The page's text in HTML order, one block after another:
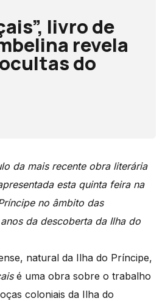
livro de
revela
do
da mais recente obra literária
esta quinta feira na
no âmbito das
da descoberta da Ilha do
natural da Ilha do Príncipe,
é uma obra sobre o trabalho
coloniais da Ilha do